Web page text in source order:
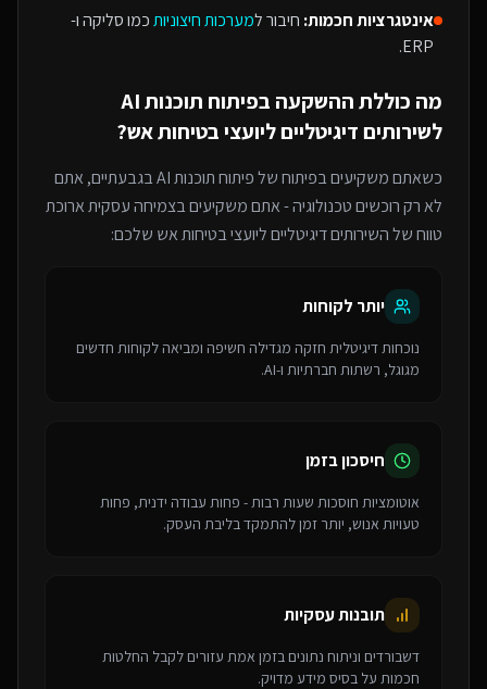
אינטגרציות חכמות: חיבור למערכות חיצוניותכמו סליקה ו-
ERP.
מה כוללת ההשקעה בפיתוח תוכנות AI
לשירותים דיגיטליים ליועצי בטיחות אש?
כשאתם משקיעים בפיתוח שלפיתוח תוכנות AI בגבעתיים, אתם
לא רק רוכשים טכנולוגיה - אתם משקיעים בצמיחה עסקית ארוכת
טווח של השירותים דיגיטליים ליועצי בטיחות אש שלכם:
יותר לקוחות
נוכחות דיגיטלית חזקה מגדילה חשיפה ומביאה לקוחות חדשים
מגוגל, רשתות חברתיות ו-AI.
חיסכון בזמן
אוטומציות חוסכות שעות רבות - פחות עבודה ידנית, פחות
טעויות אנוש, יותר זמן להתמקד בליבת העסק.
תובנות עסקיות
דשבורדים וניתוח נתונים בזמן אמת עזורים לקבל החלטות
חכמות על בסיס מידע מדויק.